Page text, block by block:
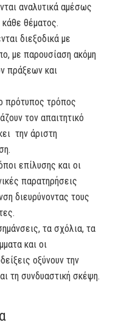
αναλυτικά αμέσως
θέματος.
διεξοδικά με
με παρουσίαση ακόμη
πράξεων και
πρότυπος τρόπος
τον απαιτητικό
την άριστη
επίλυσης και οι
παρατηρήσεις
διευρύνοντας τους
τα σχόλια, τα
και οι
οξύνουν την
τη συνδυαστική σκέψη.